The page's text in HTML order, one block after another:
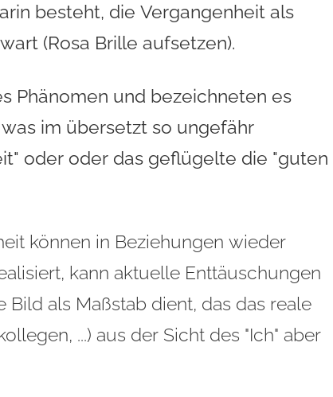
besteht, die Vergangenheit als
(Rosa Brille aufsetzen).
Phänomen und bezeichneten es
was im übersetzt so ungefähr
oder oder das geflügelte die "guten
können in Beziehungen wieder
kann aktuelle Enttäuschungen
als Maßstab dient, das das reale
...) aus der Sicht des "Ich" aber